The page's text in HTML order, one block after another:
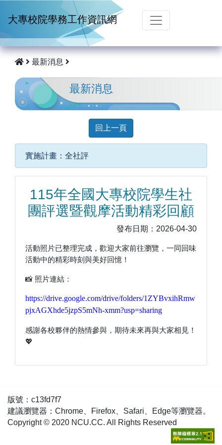
大專校院學務工作資訊網
最新消息
最新消息
回上一頁
實施計畫：全社評
115年全國大專校院學生社
團評選暨觀摩活動精彩回顧
發布日期：2026-04-30
活動照片已整理完成，歡迎大家前往瀏覽，一同回味
活動中的精彩時刻與美好回憶！
📸 照片連結：
https://drive.google.com/drive/folders/1ZYBvxihRmw
pjxAGXhde5jzpS5mNh-xmm?usp=sharing
感謝各校夥伴的熱情參與，期待未來再與大家相見！
💖
版號：c13fd7f7
建議瀏覽器：Chrome、Firefox、Safari、Edge等瀏覽器。
Copyright © 2020 NCU.CC. All Rights Reserved